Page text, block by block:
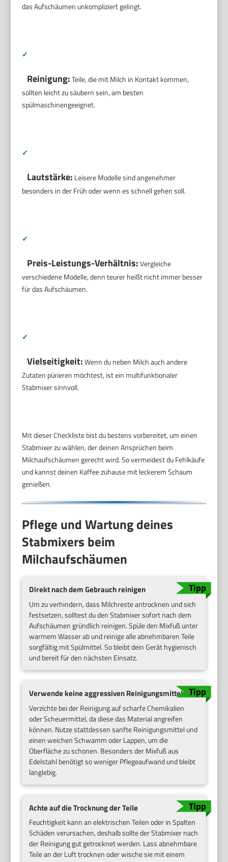
das Aufschäumen unkompliziert gelingt.
✓
Reinigung:Teile, die mit Milch in Kontakt kommen,
sollten leicht zu säubern sein, am besten
spülmaschinengeeignet.
✓
Lautstärke: Leisere Modelle sind angenehmer
besonders in der Früh oder wenn es schnell gehen soll.
✓
Preis-Leistungs-Verhältnis:Vergleiche
verschiedene Modelle, denn teurer heißt nicht immer besser
für das Aufschäumen.
✓
Vielseitigkeit:Wenn du neben Milch auch andere
Zutaten pürieren möchtest, ist ein multifunktionaler
Stabmixer sinnvoll.
Mit dieser Checkliste bist du bestens vorbereitet, um einen
Stabmixer zu wählen, der deinen Ansprüchen beim
Milchaufschäumen gerecht wird. So vermeidest du Fehlkäufe
und kannst deinen Kaffee zuhause mit leckerem Schaum
genießen.
Pflege und Wartung deines
Stabmixers beim
Milchaufschäumen
Direkt nach dem Gebrauch reinigen
Um zu verhindern, dass Milchreste antrocknen und sich
festsetzen, solltest du den Stabmixer sofort nach dem
Aufschäumen gründlich reinigen. Spüle den Mixfuß unter
warmem Wasser ab und reinige alle abnehmbaren Teile
sorgfältig mit Spülmittel. So bleibt dein Gerät hygienisch
und bereit für den nächsten Einsatz.
Verwende keine aggressiven Reinigungsmittel
Verzichte bei der Reinigung auf scharfe Chemikalien
oder Scheuermittel, da diese das Material angreifen
können. Nutze stattdessen sanfte Reinigungsmittel und
einen weichen Schwamm oder Lappen, um die
Oberfläche zu schonen. Besonders der Mixfuß aus
Edelstahl benötigt so weniger Pflegeaufwand und bleibt
langlebig.
Achte auf die Trocknung der Teile
Feuchtigkeit kann an elektrischen Teilen oder in Spalten
Schäden verursachen, deshalb sollte der Stabmixer nach
der Reinigung gut getrocknet werden. Lass abnehmbare
Teile an der Luft trocknen oder wische sie mit einem